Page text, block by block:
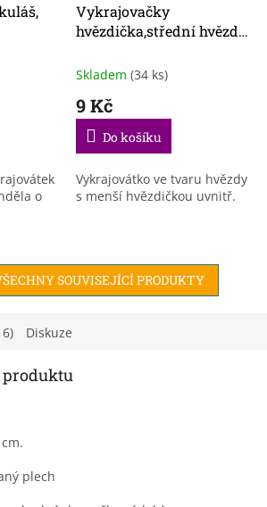
o
Vykrajovačky
hvězdička,střední hvězda
Skladem (34 ks)
9 Kč
Do košíku
Vykrajovátko ve tvaru hvězdy
s menší hvězdičkou uvnitř.
SOUVISEJÍCÍ PRODUKTY
Diskuze
plech